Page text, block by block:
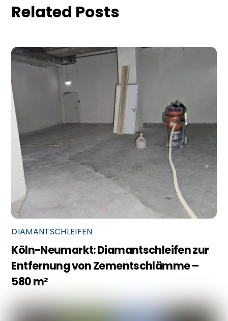
Related Posts
DIAMANTSCHLEIFEN
Köln-Neumarkt: Diamantschleifen zur
Entfernung von Zementschlämme –
580 m²